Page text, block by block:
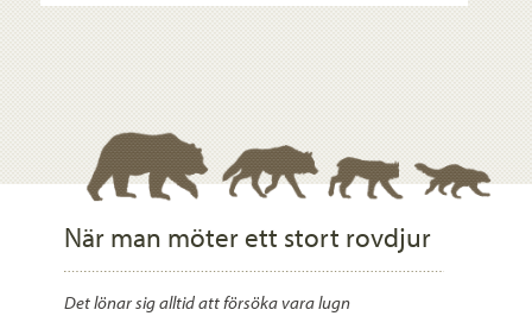
När man möter ett stort rovdjur
Det lönar sig alltid att försöka vara lugn